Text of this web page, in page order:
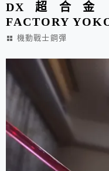
DX超合金
FACTORY
機動戰士鋼彈